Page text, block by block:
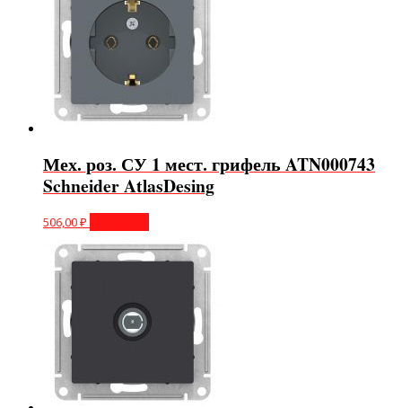
Мех. роз. СУ 1 мест. грифель ATN000743
Schneider AtlasDesing
506,00₽